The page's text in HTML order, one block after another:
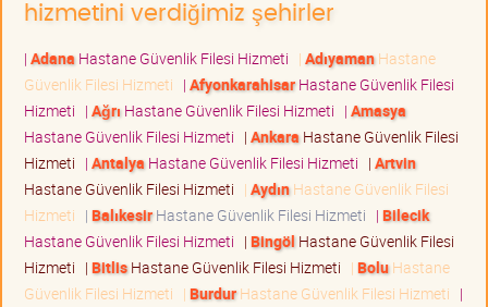
hizmetini verdiğimiz şehirler
| Adana Hastane Güvenlik Filesi Hizmeti | AdıyamanHastane
Güvenlik Filesi Hizmeti | AfyonkarahisarHastane Güvenlik Filesi
Hizmeti | Ağrı Hastane Güvenlik Filesi Hizmeti | Amasya
Hastane Güvenlik Filesi Hizmeti | Ankara Hastane Güvenlik Filesi
Hizmeti | Antalya Hastane Güvenlik Filesi Hizmeti | Artvin
Hastane Güvenlik Filesi Hizmeti | AydınHastane Güvenlik Filesi
Hizmeti | BalıkesirHastane Güvenlik Filesi Hizmeti | Bilecik
Hastane Güvenlik Filesi Hizmeti | Bingöl Hastane Güvenlik Filesi
Hizmeti | BitlisHastane Güvenlik Filesi Hizmeti | BoluHastane
Güvenlik Filesi Hizmeti | BurdurHastane Güvenlik Filesi Hizmeti |